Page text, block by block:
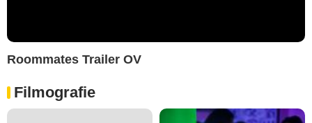
Roommates Trailer OV
Filmografie